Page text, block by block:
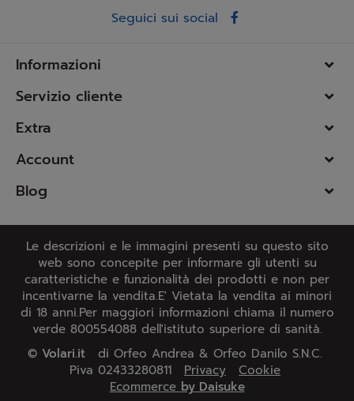
Seguici sui social
Informazioni
Servizio cliente
Extra
Account
Blog
Le descrizioni e le immagini presenti su questo sito
web sono concepite per informare gli utenti su
caratteristiche e funzionalità dei prodotti e non per
incentivarne la vendita.E' Vietata la vendita ai minori
di 18 anni.Per maggiori informazioni chiama il numero
verde 800554088 dell'istituto superiore di sanità.
© Volari.it
di Orfeo Andrea & Orfeo Danilo S.N.C.
Piva 02433280811
Privacy
Cookie
Ecommerce by Daisuke